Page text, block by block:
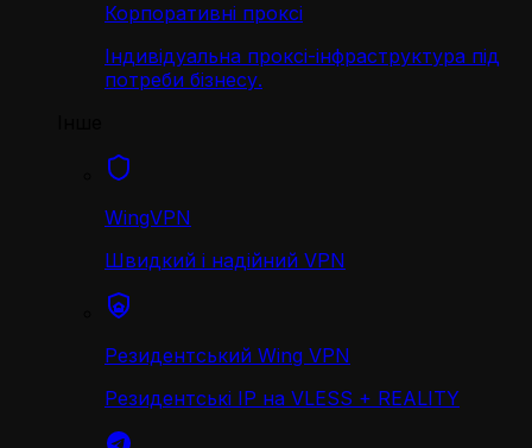
Корпоративні проксі
Індивідуальна проксі-інфраструктура під
потреби бізнесу.
WingVPN
Швидкий і надійний VPN
Резидентський Wing VPN
Резидентські IP на VLESS + REALITY